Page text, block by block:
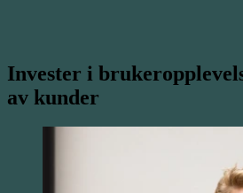
Invester i
av kunder